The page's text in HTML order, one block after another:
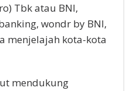
Tbk atau BNI,
wondr by BNI,
menjelajah kota-kota
mendukung